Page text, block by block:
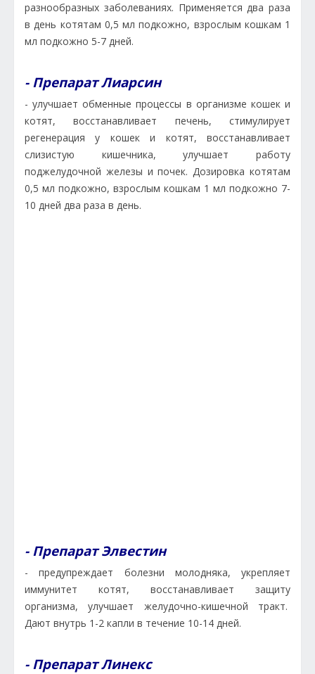
разнообразных заболеваниях. Применяется два раза
в день котятам 0,5 мл подкожно, взрослым кошкам 1
мл подкожно 5-7 дней.
- Препарат Лиарсин
- улучшает обменные процессы в организме кошек и
котят, восстанавливает печень, стимулирует
регенерация у кошек и котят, восстанавливает
слизистую кишечника, улучшает работу
поджелудочной железы и почек. Дозировка котятам
0,5 мл подкожно, взрослым кошкам 1 мл подкожно 7-
10 дней два раза в день.
- Препарат Элвестин
- предупреждает болезни молодняка, укрепляет
иммунитет котят, восстанавливает защиту
организма, улучшает желудочно-кишечной тракт.
Дают внутрь 1-2 капли в течение 10-14 дней.
- Препарат Линекс